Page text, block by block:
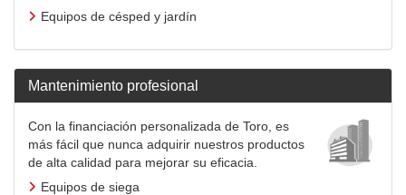
Equipos de césped y jardín
Mantenimiento profesional
Con la financiación personalizada de Toro, es
más fácil que nunca adquirir nuestros productos
de alta calidad para mejorar su eficacia.
Equipos de siega